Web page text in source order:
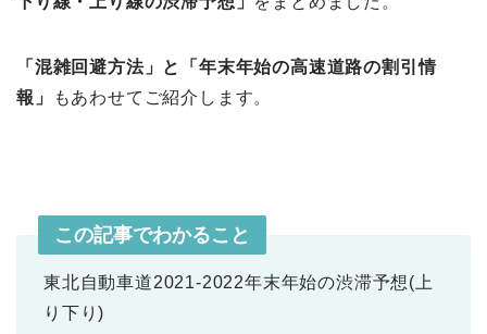
「混雑回避方法」と「年末年始の高速道路の割引情
報」
もあわせてご紹介します。
この記事でわかること
東北自動車道2021-2022年末年始の渋滞予想(上
り下り)